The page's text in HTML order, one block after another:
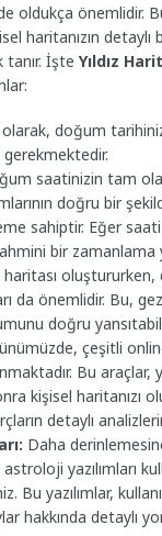
oldukça önemlidir.
haritanızın detaylı
tanır. İşteYıldız
doğum
saatinizin tam
doğru bir
sahiptir. Eğer
bir zamanlama
haritası
da önemlidir. Bu,
doğru
çeşitli
Bu araçlar,
kişisel haritanızı
detaylı
Daha
yazılımları
Bu yazılımlar,
hakkında detaylı